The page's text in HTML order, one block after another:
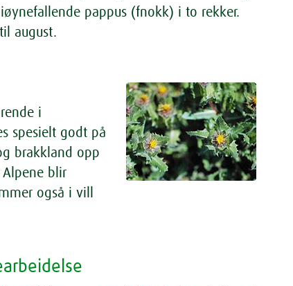
pappus (fnokk) i to rekker.
august.
i
spesielt godt på
brakkland opp
blir
også i vill